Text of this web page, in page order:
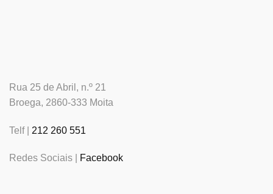
Rua 25 de Abril, n.º 21
Broega, 2860-333 Moita
Telf | 212 260 551
Redes Sociais | Facebook